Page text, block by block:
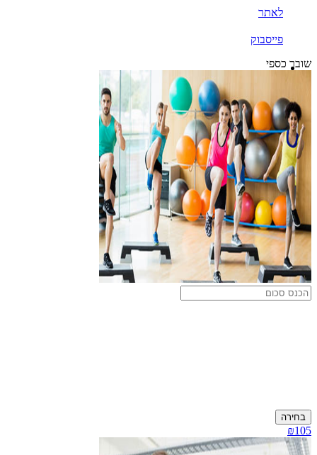
לאתר
פייסבוק
שובר כספי
בחירה
₪105